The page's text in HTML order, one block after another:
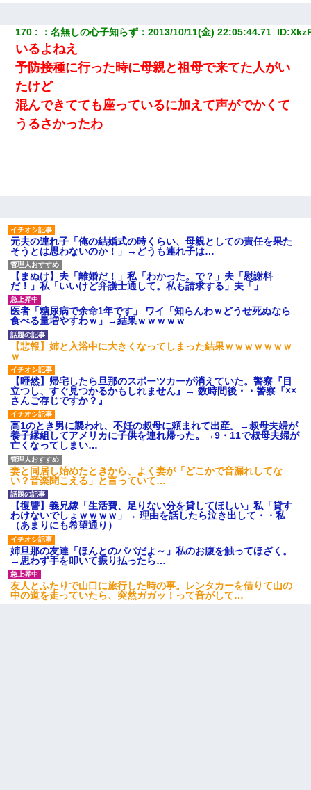
170 ：名無しの心子知らず ：2013/10/11(金) 22:05:44.71 ID:
いるよねえ
予防接種に行った時に母親と祖母で来てた人がい
たけど
混んできてても座っているに加えて声がでかくて
うるさかったわ
元夫の連れ子「俺の結婚式の時くらい、母親としての責任を果た
そうとは思わないのか！」→どうも連れ子は…
【まぬけ】夫「離婚だ！」私「わかった。で？」夫「慰謝料
だ！」私「いいけど弁護士通して。私も請求する」夫「」
医者「糖尿病で余命1年です」 ワイ「知らんわｗどうせ死ぬなら
食べる量増やすわｗ」→結果ｗｗｗｗｗ
【悲報】姉と入浴中に大きくなってしまった結果ｗｗｗｗｗｗｗ
ｗ
【唖然】帰宅したら旦那のスポーツカーが消えていた。警察『目
立つし、すぐ見つかるかもしれません』→ 数時間後・・警察『××
さんご存じですか？』
高1のとき男に襲われ、不妊の叔母に頼まれて出産。→叔母夫婦が
養子縁組してアメリカに子供を連れ帰った。→9・11で叔母夫婦が
亡くなってしまい…
妻と同居し始めたときから、よく妻が「どこかで音漏れしてな
い？音楽聞こえる」と言っていて…
【復讐】義兄嫁「生活費、足りない分を貸してほしい」私「貸す
わけないでしょｗｗｗｗ」→ 理由を話したら泣き出して・・私
（あまりにも希望通り）
姉旦那の友達「ほんとのパパだよ～」私のお腹を触ってほざく。
→思わず手を叩いて振り払ったら…
友人とふたりで山口に旅行した時の事。レンタカーを借りて山の
中の道を走っていたら、突然ガガッ！って音がして…